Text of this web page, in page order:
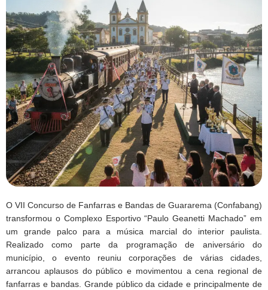
O VII Concurso de Fanfarras e Bandas de Guararema (Confabang)
transformou o Complexo Esportivo “Paulo Geanetti Machado” em
um grande palco para a música marcial do interior paulista.
Realizado como parte da programação de aniversário do
município, o evento reuniu corporações de várias cidades,
arrancou aplausos do público e movimentou a cena regional de
fanfarras e bandas. Grande público da cidade e principalmente de